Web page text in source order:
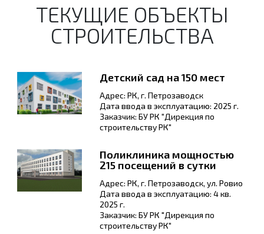
ТЕКУЩИЕ ОБЪЕКТЫ
СТРОИТЕЛЬСТВА
Детский сад на 150 мест
Адрес: РК, г. Петрозаводск
Дата ввода в эксплуатацию: 2025 г.
Заказчик: БУ РК "Дирекция по
строительству РК"
Поликлиника мощностью
215 посещений в сутки
Адрес: РК, г. Петрозаводск, ул. Ровио
Дата ввода в эксплуатацию: 4 кв.
2025 г.
Заказчик: БУ РК "Дирекция по
строительству РК"